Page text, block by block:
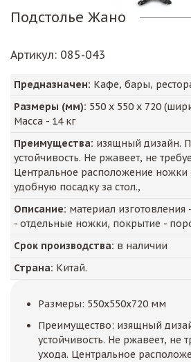
Подстолье Жано
Артикул: 085-043
Предназначен: Кафе, бары,
Размеры (мм): 550 х 550 х 720
Масса - 14кг
Преимущества: изящный дизайн.
устойчивость. Не ржавеет, не
Центральное расположение ножки
удобную посадку за стол.,
Описание: материал
- отдельные ножки, покрытие -
Срок производства: в наличии
Страна: Китай.
Размеры: 550x550x720 мм
Преимущество: изящный
устойчивость. Не ржавеет, не
ухода. Центральное